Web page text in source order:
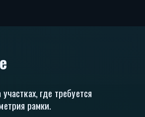
где требуется
рамки.